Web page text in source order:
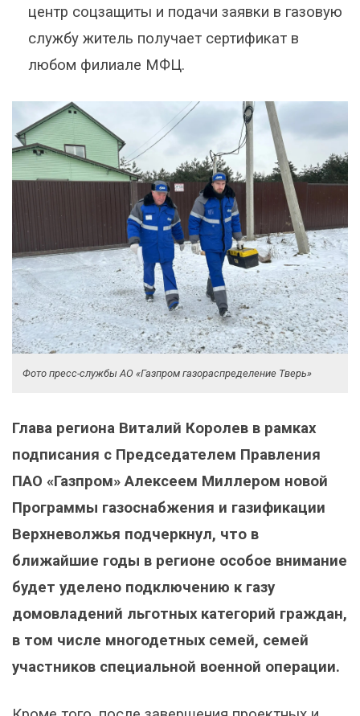
центр соцзащиты и подачи заявки в газовую
службу житель получает сертификат в
любом филиале МФЦ.
Фото пресс-службы АО «Газпром газораспределение Тверь»
Глава региона Виталий Королев в рамках
подписания с Председателем Правления
ПАО «Газпром» Алексеем Миллером новой
Программы газоснабжения и газификации
Верхневолжья подчеркнул, что в
ближайшие годы в регионе особое внимание
будет уделено подключению к газу
домовладений льготных категорий граждан,
в том числе многодетных семей, семей
участников специальной военной операции.